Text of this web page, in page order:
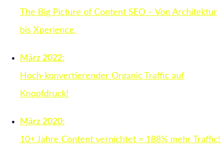
The Big Picture of Content SEO – Von Architektur
bis Xperience.
März 2022:
Hoch-konvertierender Organic Traffic auf
Knopfdruck!
März 2020:
10+ Jahre Content vernichtet = 188% mehr Traffic!